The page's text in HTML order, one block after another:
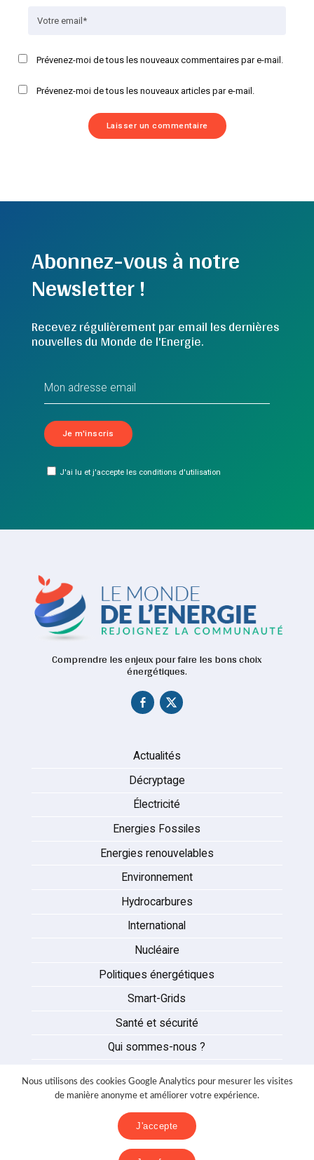
Prévenez-moi de tous les nouveaux commentaires par e-mail.
Prévenez-moi de tous les nouveaux articles par e-mail.
Abonnez-vous à notre
Newsletter !
Recevez régulièrement par email les dernières
nouvelles du Monde de l'Energie.
J'ai lu et j'accepte les conditions d'utilisation
Comprendre les enjeux pour faire les bons choix
énergétiques.
Actualités
Décryptage
Électricité
Energies Fossiles
Energies renouvelables
Environnement
Hydrocarbures
International
Nucléaire
Politiques énergétiques
Smart-Grids
Santé et sécurité
Qui sommes-nous ?
Partenaires
Nous contacter
Nous utilisons des cookies Google Analytics pour mesurer les visites
de manière anonyme et améliorer votre expérience.
J'accepte